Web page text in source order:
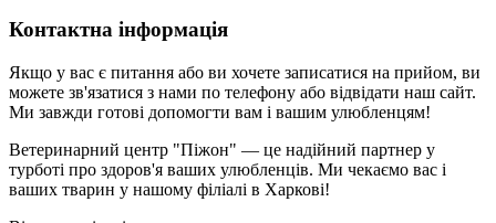
Контактна інформація
Якщо у вас є питання або ви хочете записатися на прийом, ви
можете зв'язатися з нами по телефону або відвідати наш сайт.
Ми завжди готові допомогти вам і вашим улюбленцям!
Ветеринарний центр "Піжон" — це надійний партнер у
турботі про здоров'я ваших улюбленців. Ми чекаємо вас і
ваших тварин у нашому філіалі в Харкові!